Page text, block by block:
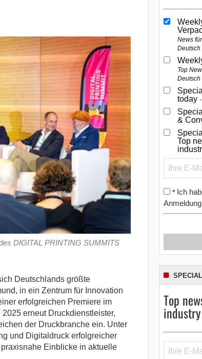
DIGITAL PRINTING SUMMITS
Deutschlands größte
in ein Zentrum für Innovation
erfolgreichen Premiere im
erneut Druckdienstleister,
der Druckbranche ein. Unter
und Digitaldruck erfolgreicher
Einblicke in aktuelle
News
Deutsch
Top
Deutsch
today
&
Top
* Ich
Top
industry